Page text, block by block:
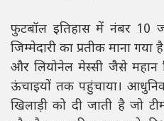
फुटबॉल इतिहास में नंबर 10
जिम्मेदारी का प्रतीक माना गया
और लियोनेल मेस्सी जैसे महान
ऊंचाइयों तक पहुंचाया।
खिलाड़ी को दी जाती है जो